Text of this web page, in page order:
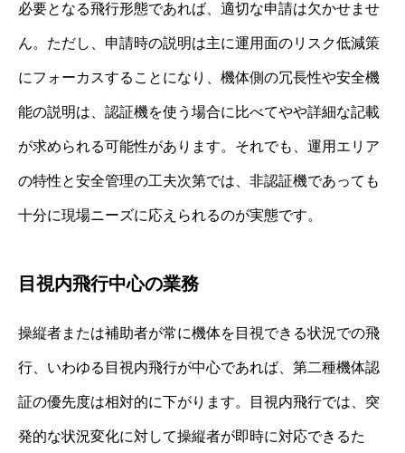
必要となる飛行形態であれば、適切な申請は欠かせませ
ん。ただし、申請時の説明は主に運用面のリスク低減策
にフォーカスすることになり、機体側の冗長性や安全機
能の説明は、認証機を使う場合に比べてやや詳細な記載
が求められる可能性があります。それでも、運用エリア
の特性と安全管理の工夫次第では、非認証機であっても
十分に現場ニーズに応えられるのが実態です。
目視内飛行中心の業務
操縦者または補助者が常に機体を目視できる状況での飛
行、いわゆる目視内飛行が中心であれば、第二種機体認
証の優先度は相対的に下がります。目視内飛行では、突
発的な状況変化に対して操縦者が即時に対応できるた